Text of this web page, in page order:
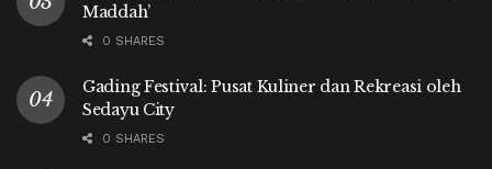
Maddah’
0 SHARES
Gading Festival: Pusat Kuliner dan Rekreasi oleh
Sedayu City
0 SHARES